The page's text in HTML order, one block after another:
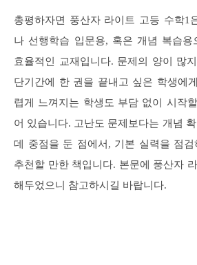
총평하자면 풍산자 라이트 고등 수학1
나 선행학습 입문용, 혹은 개념 복습용
효율적인 교재입니다. 문제의 양이 많
단기간에 한 권을 끝내고 싶은 학생에
렵게 느껴지는 학생도 부담 없이 시작
어 있습니다. 고난도 문제보다는 개념
데 중점을 둔 점에서, 기본 실력을 점검
추천할 만한 책입니다. 본문에 풍산자
해두었으니 참고하시길 바랍니다.